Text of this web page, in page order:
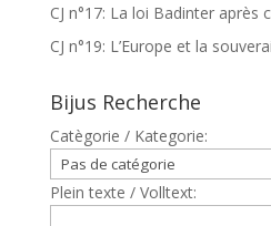
CJ n°17: La loi Badinter après
CJ n°19: L’Europe et la
Bijus Recherche
Catègorie / Kategorie:
Plein texte / Volltext: